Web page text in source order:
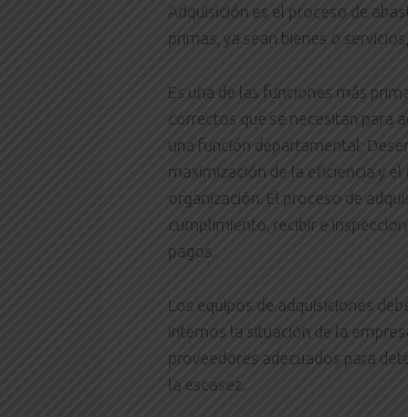
Adquisición es el proceso de
primas, ya sean bienes o
Es una de las funciones más
correctos que se necesitan para
una función departamental;
maximización de la eficiencia y
organización. El proceso de
cumplimiento, recibir e
pagos.
Los equipos de adquisiciones
internos la situación de la
proveedores adecuados para
la escasez.